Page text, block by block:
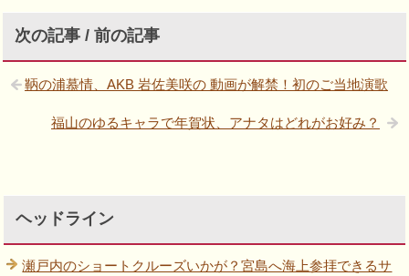
次の記事 / 前の記事
鞆の浦慕情、AKB 岩佐美咲の 動画が解禁！初のご当地演歌
福山のゆるキャラで年賀状、アナタはどれがお好み？
ヘッドライン
瀬戸内のショートクルーズいかが？宮島へ海上参拝できるサ